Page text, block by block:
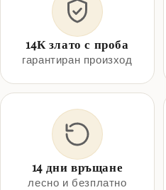
14К злато с проба
гарантиран произход
14 дни връщане
лесно и безплатно